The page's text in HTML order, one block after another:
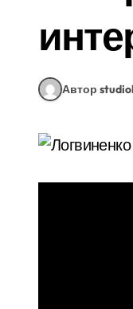
Автор